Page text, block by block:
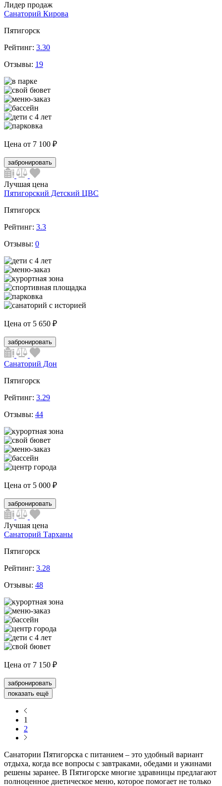
Лидер продаж
Санаторий Кирова
Пятигорск
Рейтинг: 3.30
Отзывы: 19
Цена от 7 100 ₽
забронировать
Лучшая цена
Пятигорский Детский ЦВС
Пятигорск
Рейтинг: 3.3
Отзывы: 0
Цена от 5 650 ₽
забронировать
Санаторий Дон
Пятигорск
Рейтинг: 3.29
Отзывы: 44
Цена от 5 000 ₽
забронировать
Лучшая цена
Санаторий Тарханы
Пятигорск
Рейтинг: 3.28
Отзывы: 48
Цена от 7 150 ₽
забронировать
показать ещё
1
2
Санатории Пятигорска с питанием – это удобный вариант
отдыха, когда все вопросы с завтраками, обедами и ужинами
решены заранее. В Пятигорске многие здравницы предлагают
полноценное диетическое меню, которое помогает не только